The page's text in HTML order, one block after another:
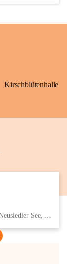
Kirschblütenhalle
Eisenstädter Straße 18, 7091 Breitenbrunn am Neusiedler See, AUT